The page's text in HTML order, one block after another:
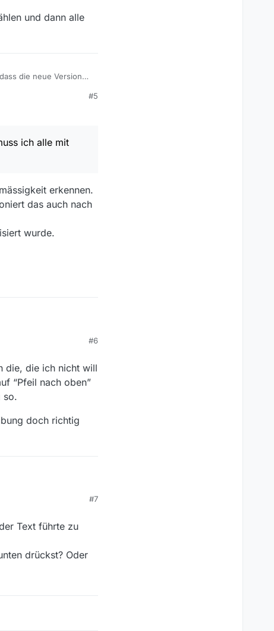
und dann alle
die neue Version
mit “Pfeil nach
#5
ich alle mit
erkennen.
das auch nach
wurde.
erkennen. Das
nach unten
#6
die, die ich nicht will
“Pfeil nach oben”
so.
doch richtig
“Pfeil nach oben”
doch richtig
#7
Text führte zu
drückst? Oder